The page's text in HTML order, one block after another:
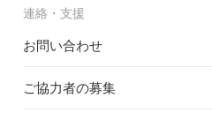
連絡・支援
お問い合わせ
ご協力者の募集